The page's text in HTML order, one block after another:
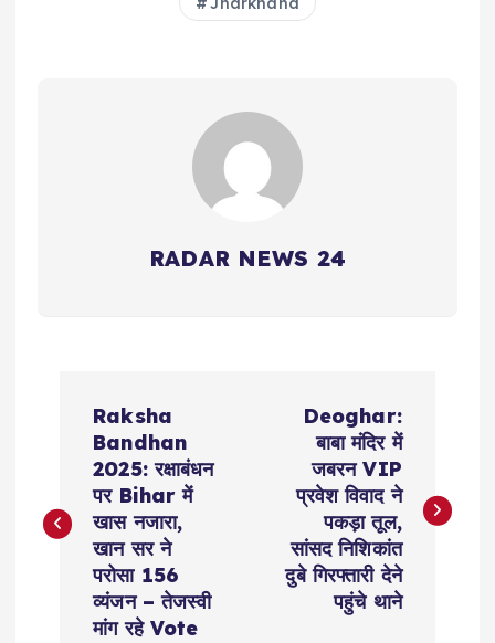
RADAR NEWS 24
s
Raksha
Bandhan
2025: रक्षाबंधन
पर Bihar में
खास नजारा,
खान सर ने
परोसा 156
व्यंजन – तेजस्वी
मांग रहे Vote
Deoghar:
बाबा मंदिर में
जबरन VIP
प्रवेश विवाद ने
पकड़ा तूल,
सांसद निशिकांत
दुबे गिरफ्तारी देने
पहुंचे थाने